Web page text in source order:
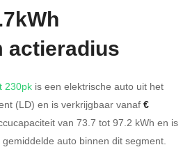
actieradius
230pk is een elektrische auto uit het
(LD) en is verkrijgbaar vanaf €
van 73.7 tot 97.2 kWh en is
auto binnen dit segment.